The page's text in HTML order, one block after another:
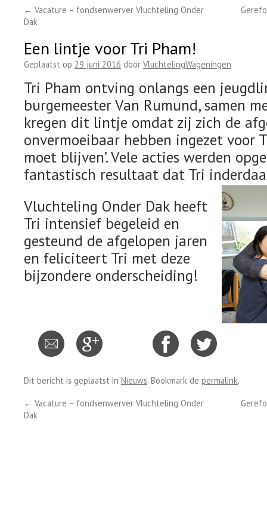
← Vacature – fondsenwerver Vluchteling Onder
Dak
Een lintje voor Tri Pham!
Geplaatst op 29 juni 2016 door VluchtelingWageningen
Tri Pham ontving onlangs een
burgemeester Van Rumund, samen
kregen dit lintje omdat zij zich de
onvermoeibaar hebben ingezet voor
moet blijven’. Vele acties werden
fantastisch resultaat dat Tri
Vluchteling Onder Dak heeft
Tri intensief begeleid en
gesteund de afgelopen jaren
en feliciteert Tri met deze
bijzondere onderscheiding!
Dit bericht is geplaatst in Nieuws. Bookmark de permalink.
← Vacature – fondsenwerver Vluchteling Onder
Dak